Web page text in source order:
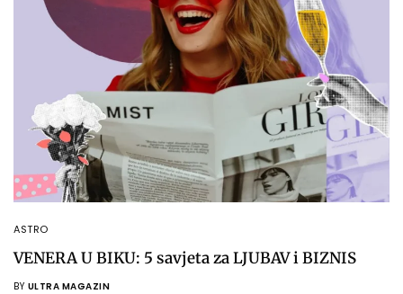
ASTRO
VENERA U BIKU: 5 savjeta za LJUBAV i BIZNIS
BY ULTRA MAGAZIN